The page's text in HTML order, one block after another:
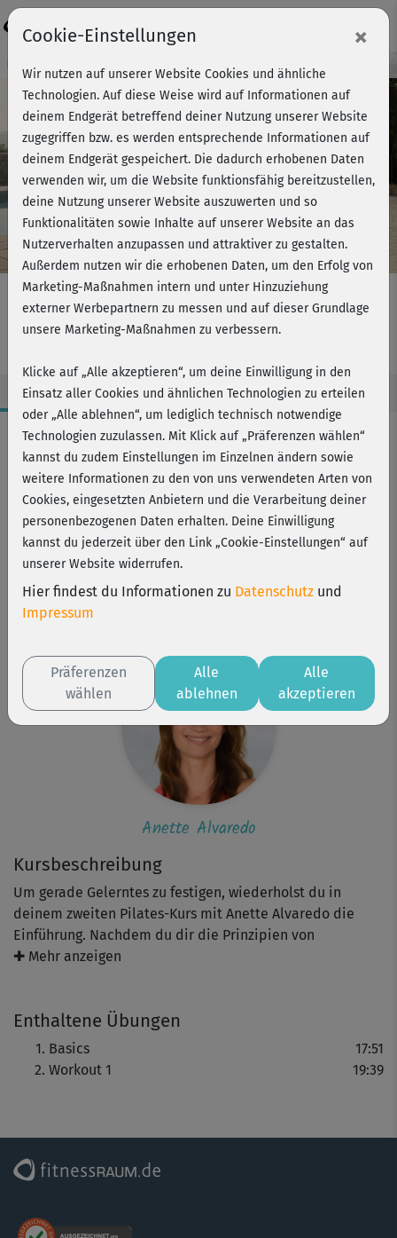
Play
Video
Kursvorschau - Jetzt mitmachen!
Pilates Grundkurs - Kurs 2
Kursbeschreibung
Um gerade Gelerntes zu festigen, wiederholst du in
deinem zweiten Pilates-Kurs mit Anette Alvaredo die
Einführung. Nachdem du dir die Prinzipien von
Marionette und Reißverschluss noch einmal bewusst
führt dich Anette mit hilfreichen Erklärungen sanft an die
Trainingsmethode heran.
✚ Mehr anzeigen
Enthaltene Übungen
Basics
17:51
Workout 1
19:39
Workout-Facts
leicht
38 Min
94 kcal
Anette Alvaredo
Pilates Grundkurs
Anette Alvaredo
Cookie-Einstellungen ×
Wir nutzen auf unserer Website Cookies und ähnliche
Technologien. Auf diese Weise wird auf Informationen auf
deinem Endgerät betreffend deiner Nutzung unserer Website
zugegriffen bzw. es werden entsprechende Informationen auf
deinem Endgerät gespeichert. Die dadurch erhobenen Daten
verwenden wir, um die Website funktionsfähig bereitzustellen,
deine Nutzung unserer Website auszuwerten und so
Funktionalitäten sowie Inhalte auf unserer Website an das
Nutzerverhalten anzupassen und attraktiver zu gestalten.
Außerdem nutzen wir die erhobenen Daten, um den Erfolg von
Marketing-Maßnahmen intern und unter Hinzuziehung
externer Werbepartnern zu messen und auf dieser Grundlage
unsere Marketing-Maßnahmen zu verbessern.
Klicke auf „Alle akzeptieren“, um deine Einwilligung in den
Einsatz aller Cookies und ähnlichen Technologien zu erteilen
oder „Alle ablehnen“, um lediglich technisch notwendige
Technologien zuzulassen. Mit Klick auf „Präferenzen wählen“
kannst du zudem Einstellungen im Einzelnen ändern sowie
weitere Informationen zu den von uns verwendeten Arten von
Cookies, eingesetzten Anbietern und die Verarbeitung deiner
personenbezogenen Daten erhalten. Deine Einwilligung
kannst du jederzeit über den Link „Cookie-Einstellungen“ auf
unserer Website widerrufen.
Hier findest du Informationen zu Datenschutz und
Impressum
Präferenzen
wählen
Alle
ablehnen
Alle
akzeptieren